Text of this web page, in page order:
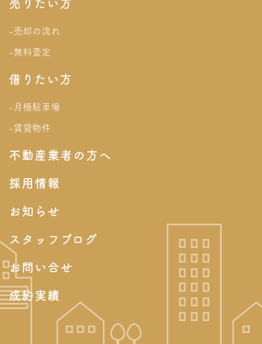
売りたい方
-売却の流れ
-無料査定
借りたい方
-月極駐車場
-賃貸物件
不動産業者の方へ
採用情報
お知らせ
スタッフブログ
お問い合せ
成約実績